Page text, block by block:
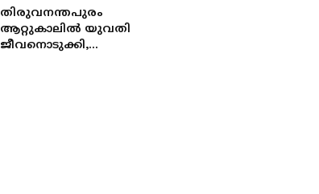
റോഷൻ രാജുവിന്
തിരുവനന്തപുരം
ആറ്റുകാലിൽ യുവതി
ജീവനൊടുക്കി,